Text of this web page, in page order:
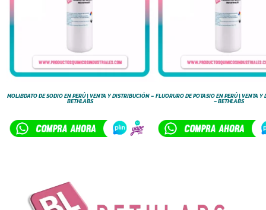
MOLIBDATO DE SODIO EN PERÚ | VENTA Y DISTRIBUCIÓN –
BETHLABS
FLUORURO DE POTASIO EN PERÚ | VENTA Y
– BETHLABS